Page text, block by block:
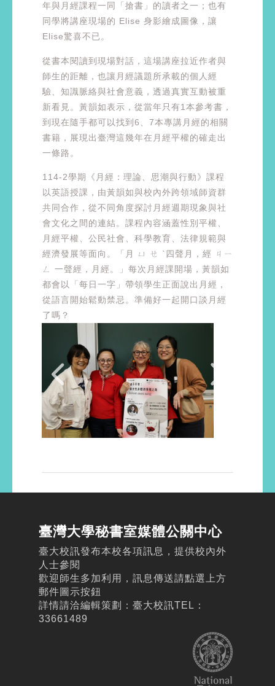
年與月經課程一同「搶書」的讀者之一；也有
同學將講座現場的 Elise 身影繪成圖像，讓
Elise驚喜不已。
從書本閱讀到現場對話，這場講座拉近作者與
師生的距離，也讓月經議題所承載的個人經
驗、知識脈絡與社會意義，透過真實互動被重
新看見。黃韻如表示，從當年只有1本參考書，
到現在隨手都可以找到6、7本專講月經的相關
書籍，展現出臺灣這幾年在月經平權的確走出
一條路。
114-2學期《月經：理論、思潮與行動》課程
以英語授課，由黃韻如與校內外跨領域師資群
共同合作，從不同角度探討月經週期現象與社
會文化之間的連結。課程內容涵蓋性別平權、
月經平權、公民社會、科學教育、法律規範與
經濟發展等面向。「月 ㄩ ㄝ ˋ四聲月，經 ㄐㄧ
ㄥ 一聲經，月經。」每次月經課開場，黃韻如
都會以「每日一字」帶領學生正面說出月經，
從語言開始鬆動禁忌。準備好一起開口談月經
了嗎？
臺灣大學秘書室媒體公關中心
臺大校訊發布本校各項訊息，提供校內外
人士參閱
歡迎師生多加利用，訊息傳送請點選上方
郵件圖示按鈕
詳情請洽編輯策劃：臺大校訊TEL：
33661489